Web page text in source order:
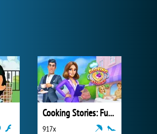
Cooking Stories: Fun Cafe Game
917x